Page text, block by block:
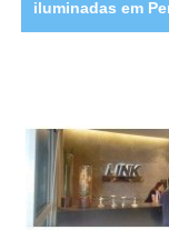
iluminadas em